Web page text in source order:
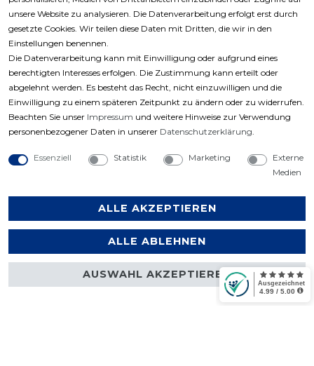
Versand
Zahlungsarten
unsere Website zu analysieren. Die Datenverarbeitung erfolgt erst durch
gesetzte Cookies. Wir teilen diese Daten mit Dritten, die wir in den
Einstellungen benennen.
Die Datenverarbeitung kann mit Einwilligung oder aufgrund eines
berechtigten Interesses erfolgen. Die Zustimmung kann erteilt oder
abgelehnt werden. Es besteht das Recht, nicht einzuwilligen und die
Einwilligung zu einem späteren Zeitpunkt zu ändern oder zu widerrufen.
Beachten Sie unser Impressum und weitere Hinweise zur Verwendung
personenbezogener Daten in unserer Daten­schutz­erklärung.
Essenziell Statistik Marketing
Externe
Medien
ALLE AKZEPTIEREN
ALLE ABLEHNEN
AUSWAHL AKZEPTIEREN